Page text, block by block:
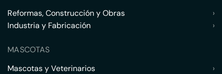
Reformas, Construcción y Obras
›
Industria y Fabricación
›
MASCOTAS
Mascotas y Veterinarios
›